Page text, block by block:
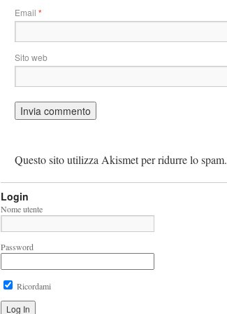
Email *
Sito web
Questo sito utilizza Akismet per ridurre lo spam.
Login
Nome utente
Password
Ricordami